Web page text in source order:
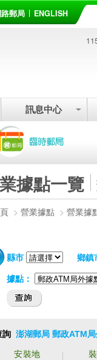
郵局 ENGLISH
訊息中心
據點一覽
> 營業據點 > 營業據
縣市
鄉鎮
據點：
詢 澎湖郵局 郵政ATM
安裝地